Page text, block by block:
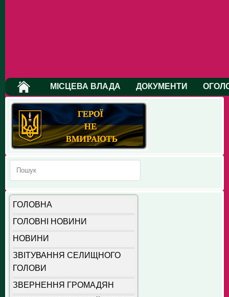
МІСЦЕВА ВЛАДА ДОКУМЕНТИ
ГОЛОВНА
ГОЛОВНІ НОВИНИ
НОВИНИ
ЗВІТУВАННЯ СЕЛИЩНОГО
ГОЛОВИ
ЗВЕРНЕННЯ ГРОМАДЯН